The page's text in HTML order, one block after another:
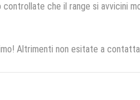
che il range si avvicini
Altrimenti non esitate a